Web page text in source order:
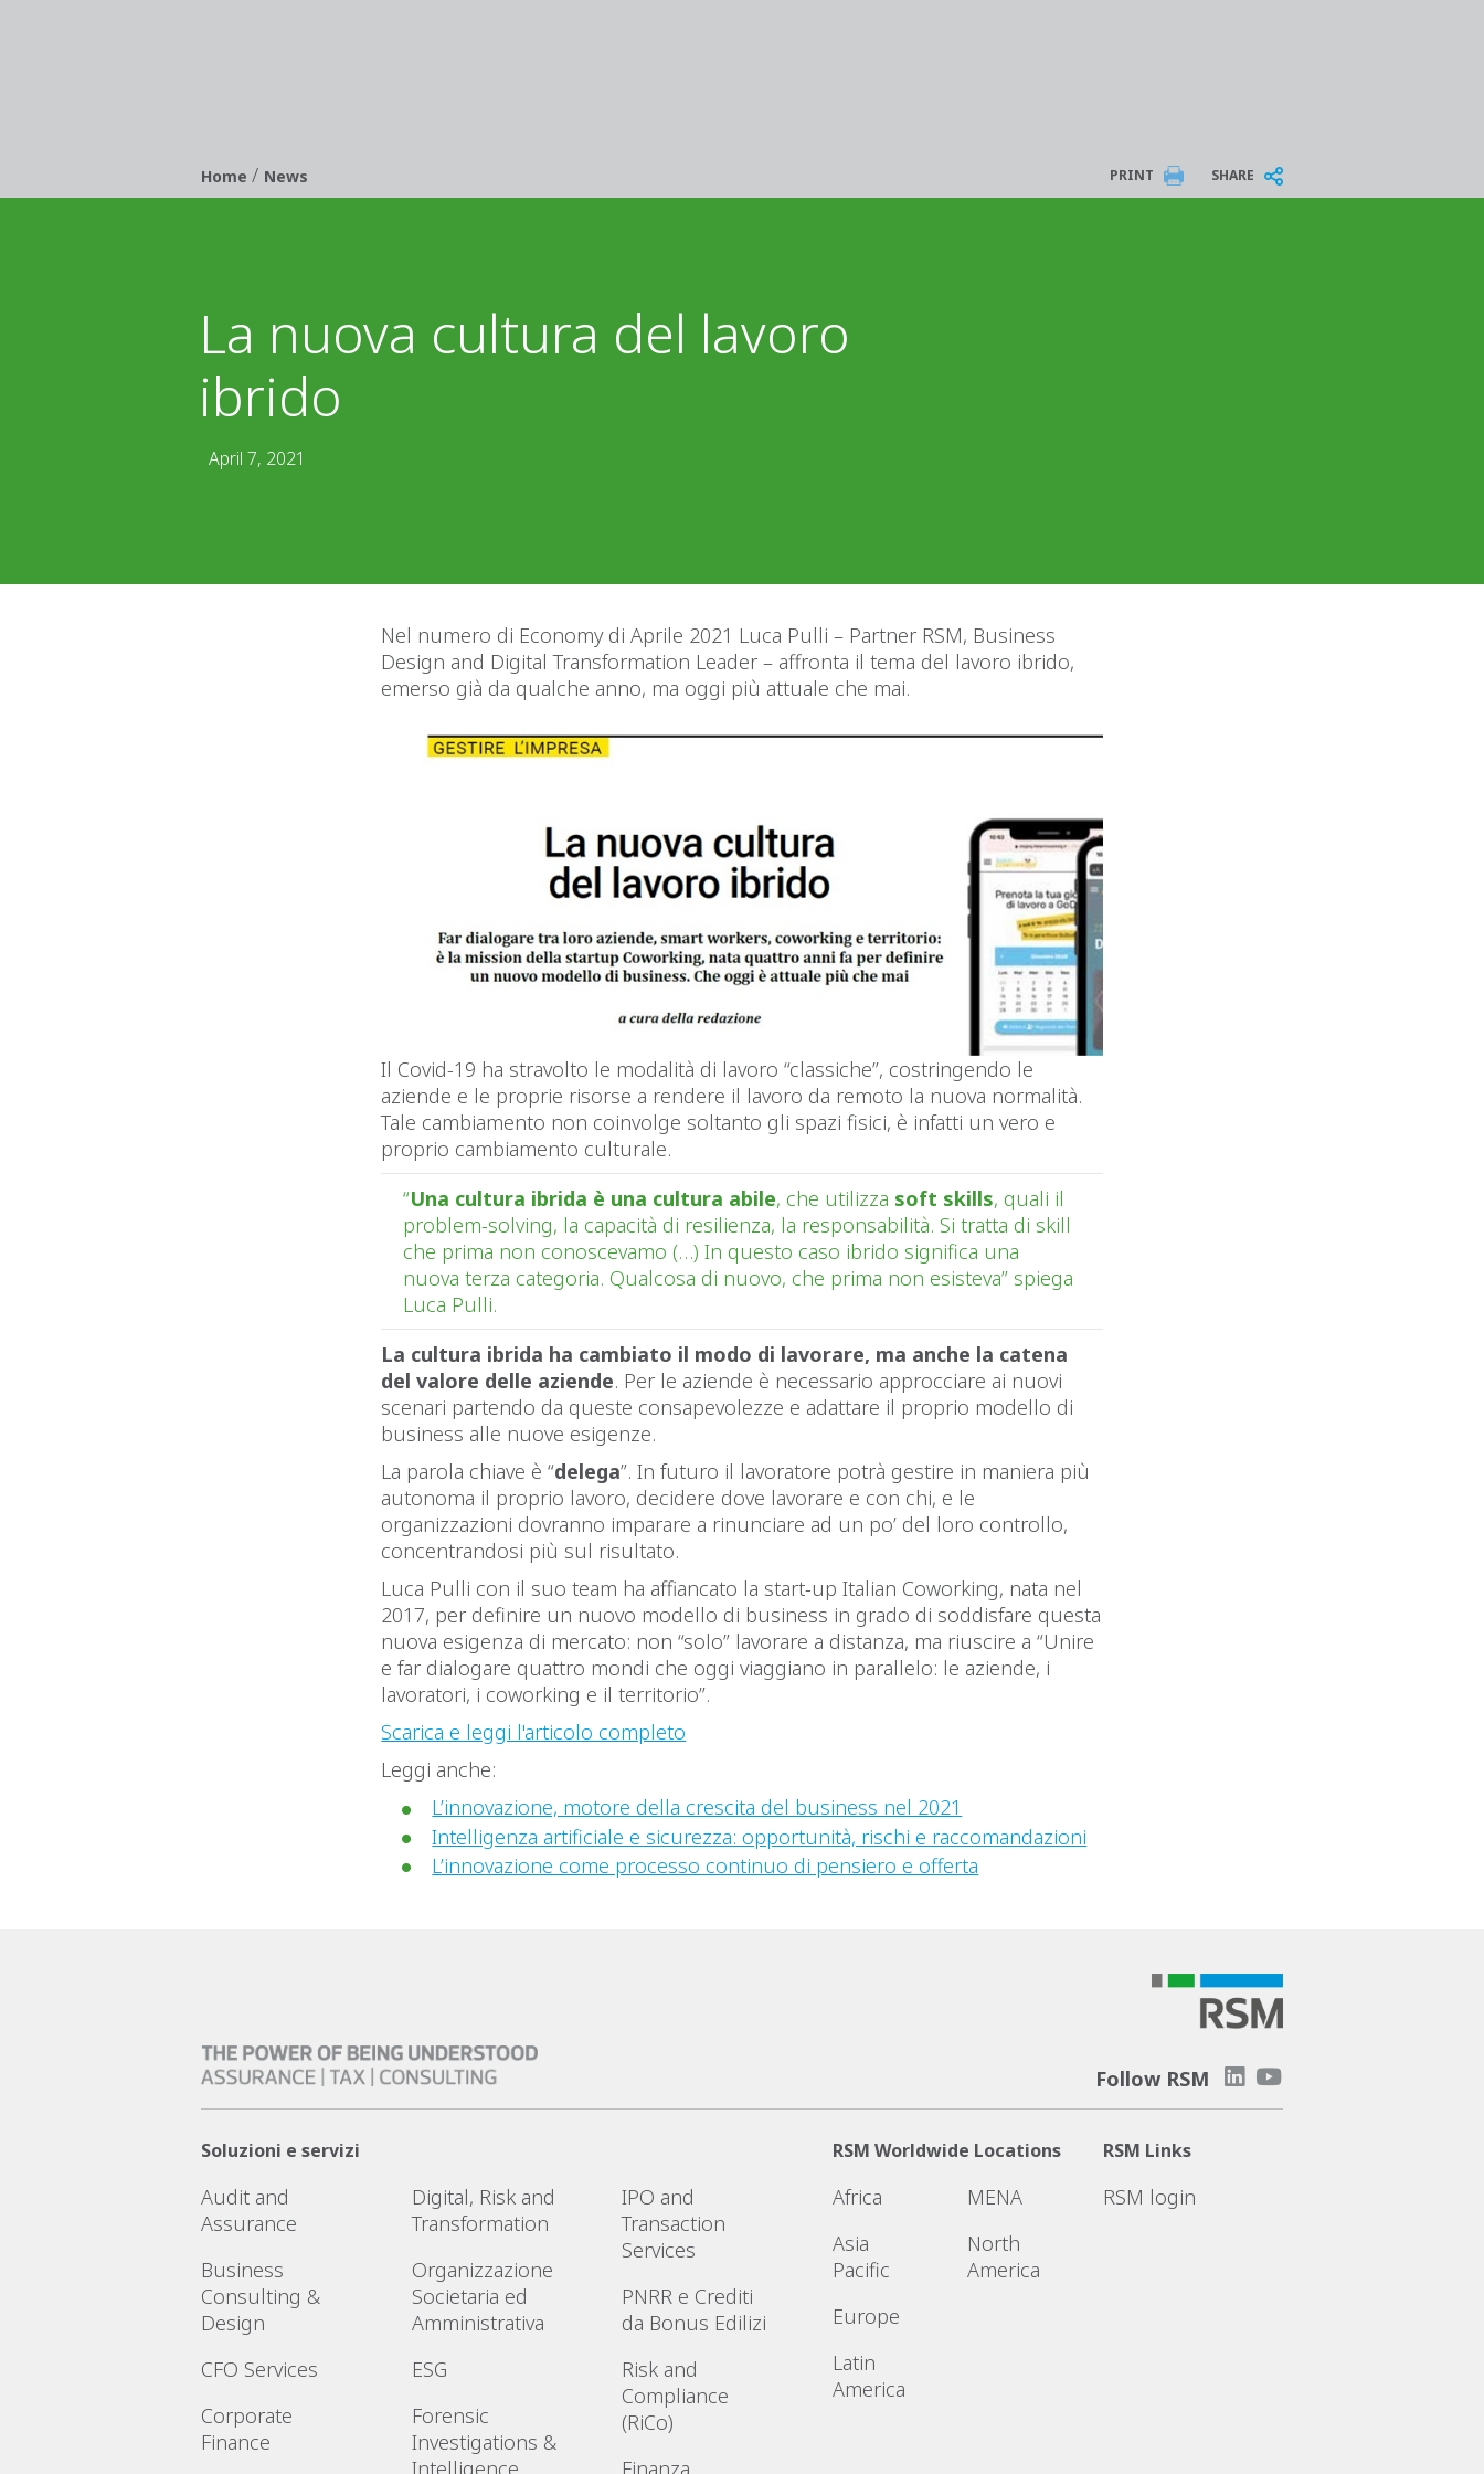
Breadcrumb
Home / News PRINT SHARE
La nuova cultura del lavoro
ibrido
April 7, 2021
Nel numero di Economy di Aprile 2021 Luca Pulli – Partner RSM, Business
Design and Digital Transformation Leader – affronta il tema del lavoro ibrido,
emerso già da qualche anno, ma oggi più attuale che mai.
Il Covid-19 ha stravolto le modalità di lavoro “classiche”, costringendo le
aziende e le proprie risorse a rendere il lavoro da remoto la nuova normalità.
Tale cambiamento non coinvolge soltanto gli spazi fisici, è infatti un vero e
proprio cambiamento culturale.
“Una cultura ibrida è una cultura abile, che utilizza soft skills, quali il
problem-solving, la capacità di resilienza, la responsabilità. Si tratta di skill
che prima non conoscevamo (…) In questo caso ibrido significa una
nuova terza categoria. Qualcosa di nuovo, che prima non esisteva” spiega
Luca Pulli.
La cultura ibrida ha cambiato il modo di lavorare, ma anche la catena
del valore delle aziende. Per le aziende è necessario approcciare ai nuovi
scenari partendo da queste consapevolezze e adattare il proprio modello di
business alle nuove esigenze.
La parola chiave è “delega”. In futuro il lavoratore potrà gestire in maniera più
autonoma il proprio lavoro, decidere dove lavorare e con chi, e le
organizzazioni dovranno imparare a rinunciare ad un po’ del loro controllo,
concentrandosi più sul risultato.
Luca Pulli con il suo team ha affiancato la start-up Italian Coworking, nata nel
2017, per definire un nuovo modello di business in grado di soddisfare questa
nuova esigenza di mercato: non “solo” lavorare a distanza, ma riuscire a “Unire
e far dialogare quattro mondi che oggi viaggiano in parallelo: le aziende, i
lavoratori, i coworking e il territorio”.
Scarica e leggi l'articolo completo
Leggi anche:
L’innovazione, motore della crescita del business nel 2021
Intelligenza artificiale e sicurezza: opportunità, rischi e raccomandazioni
L’innovazione come processo continuo di pensiero e offerta
Follow RSM
Soluzioni e servizi
Audit and
Assurance
Business
Consulting &
Design
CFO Services
Corporate
Finance
Digital, Risk and
Transformation
Organizzazione
Societaria ed
Amministrativa
ESG
Forensic
Investigations &
Intelligence
IPO and
Transaction
Services
PNRR e Crediti
da Bonus Edilizi
Risk and
Compliance
(RiCo)
Finanza
RSM Worldwide Locations
Africa
Asia
Pacific
Europe
Latin
America
MENA
North
America
RSM Links
RSM login